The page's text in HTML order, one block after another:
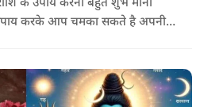
के उपाय करना बहुत शुभ माना
उपाय करके आप चमका सकते है अपनी